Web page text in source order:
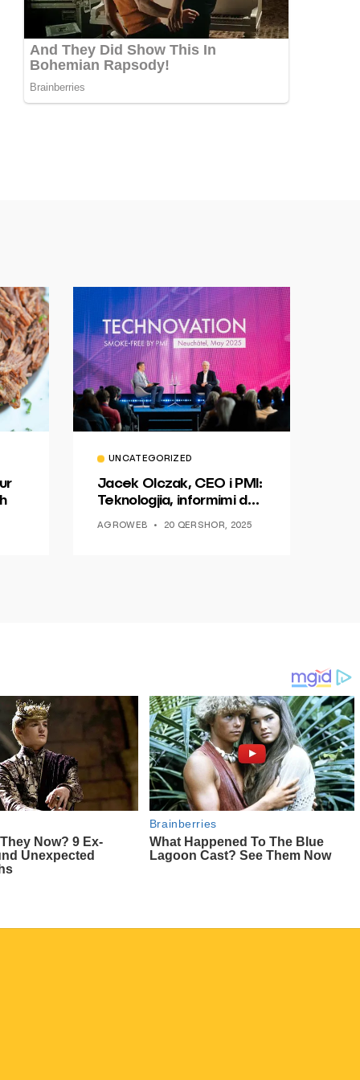
UNCATEGORIZED
Jacek Olczak, CEO i PMI:
Teknologjia, informimi dhe
AGROWEB 20 QERSHOR, 2025